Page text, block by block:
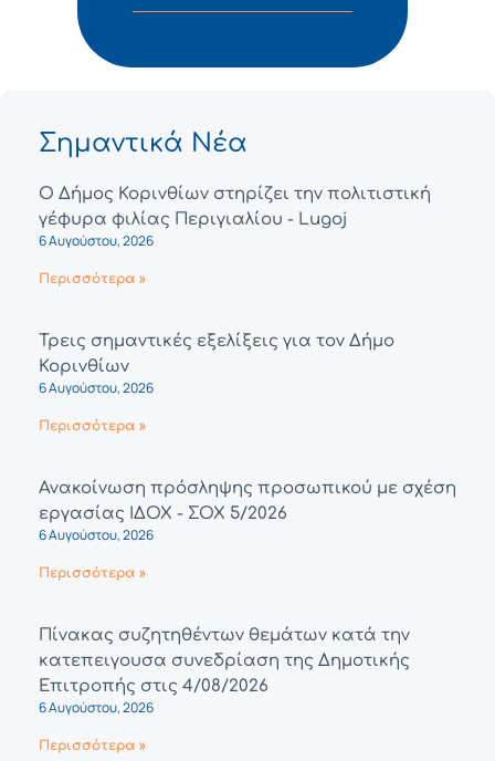
Σημαντικά Νέα
Ο Δήμος Κορινθίων στηρίζει την πολιτιστική
γέφυρα φιλίας Περιγιαλίου - Lugoj
6 Αυγούστου, 2026
Περισσότερα »
Τρεις σημαντικές εξελίξεις για τον Δήμο
Κορινθίων
6 Αυγούστου, 2026
Περισσότερα »
Ανακοίνωση πρόσληψης προσωπικού με σχέση
εργασίας ΙΔΟΧ - ΣΟΧ 5/2026
6 Αυγούστου, 2026
Περισσότερα »
Πίνακας συζητηθέντων θεμάτων κατά την
κατεπειγουσα συνεδρίαση της Δημοτικής
Επιτροπής στις 4/08/2026
6 Αυγούστου, 2026
Περισσότερα »